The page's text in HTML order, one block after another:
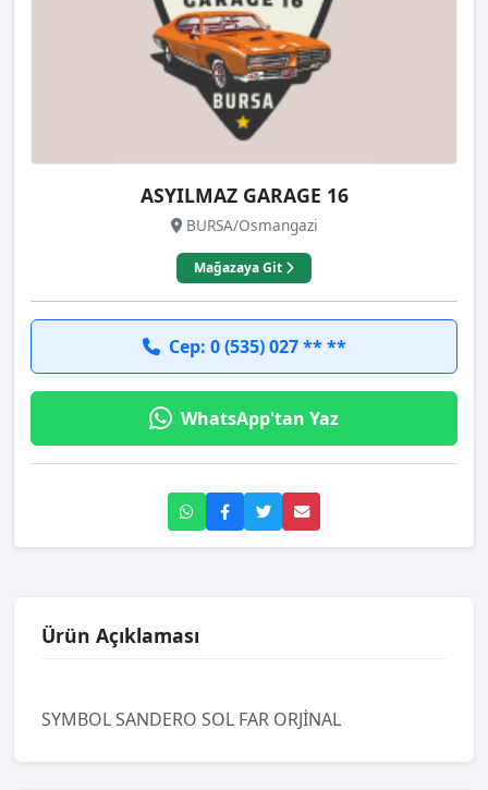
ASYILMAZ GARAGE 16
BURSA/Osmangazi
Mağazaya Git
Cep: 0 (535) 027 ** **
WhatsApp'tan Yaz
Ürün Açıklaması
SYMBOL SANDERO SOL FAR ORJİNAL